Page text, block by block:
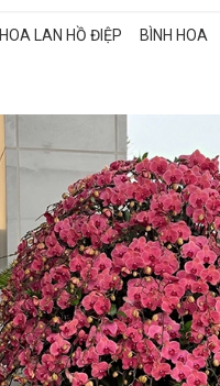
HOA LAN HỒ ĐIỆP BÌNH HOA